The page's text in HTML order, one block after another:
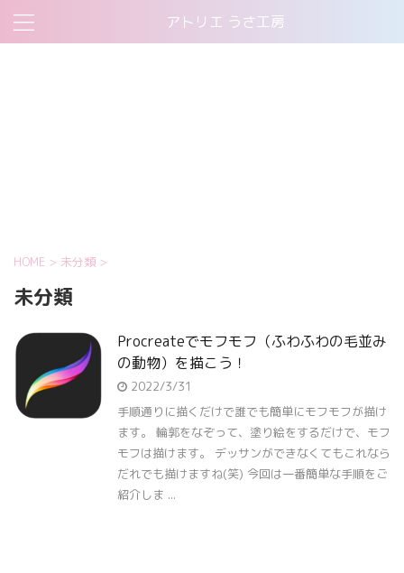
アトリエ うさ工房
HOME > 未分類 >
未分類
Procreateでモフモフ（ふわふわの毛並み
の動物）を描こう！
2022/3/31
手順通りに描くだけで誰でも簡単にモフモフが描け
ます。 輪郭をなぞって、塗り絵をするだけで、モフ
モフは描けます。 デッサンができなくてもこれなら
だれでも描けますね(笑) 今回は一番簡単な手順をご
紹介しま ...